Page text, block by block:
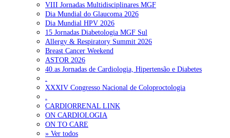
VIII Jornadas Multidisciplinares MGF
Dia Mundial do Glaucoma 2026
Dia Mundial HPV 2026
15 Jornadas Diabetologia MGF Sul
Allergy & Respiratory Summit 2026
Breast Cancer Weekend
ASTOR 2026
40.as Jornadas de Cardiologia, Hipertensão e Diabetes
XXXIV Congresso Nacional de Coloproctologia
CARDIORRENAL LINK
ON CARDIOLOGIA
ON TO CARE
» Ver todos